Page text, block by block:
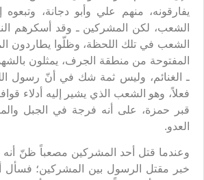
يفارقونه، منهم علي وأبو دجانة،
الشعب، لكن المشركين ـ وقد أسكرهم
الشعب في تلك اللحظة، وظلّوا يطاردون
المفتوحة من منطقة الجرف، يمثلون
ـ الغنائم، وليس ثمة شك في أنّ رسول
فعلاً، وهو الشعب الذي يشير إليه أدلاء
قبر حمزة، على أنه فرجة في الجبل
العدو.
وعندما قتل أحد المشركين مصعباً ظنّ أنه
خبر مقتل الرسول بين المشركين؛ فسأل